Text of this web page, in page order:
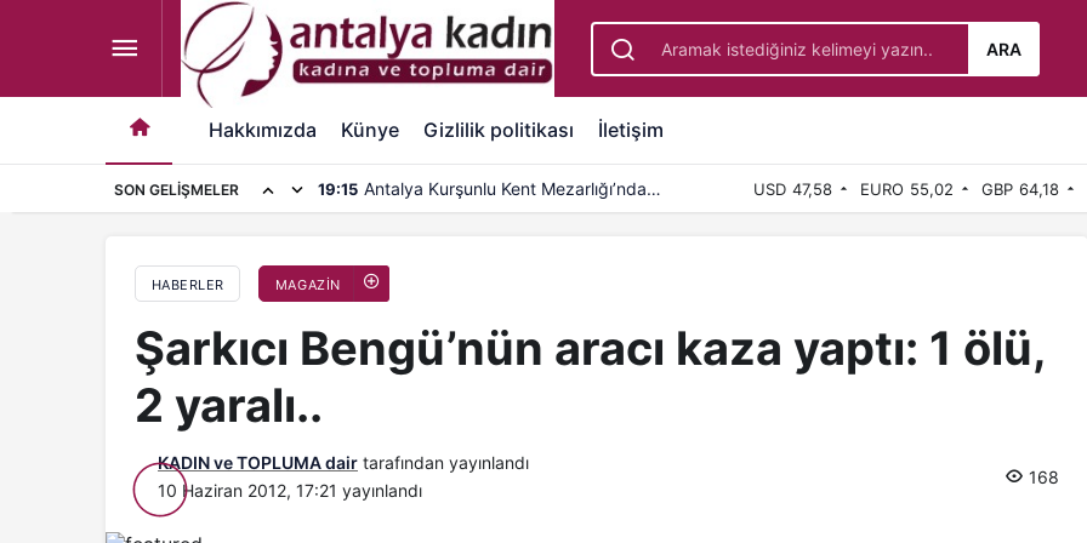
ARA
Hakkımızda Künye Gizlilik politikası İletişim
SON GELIŞMELER 19:15 Antalya Kurşunlu Kent Mezarlığı’nda USD 47,58 EURO 55,02 GBP 64,18
HABERLER MAGAZİN
Şarkıcı Bengü’nün aracı kaza yaptı: 1 ölü,
2 yaralı..
KADIN ve TOPLUMA dair tarafından yayınlandı
10 Haziran 2012, 17:21 yayınlandı
168
Şarkıcı Bengü’nün aracı kaza yaptı: 1 ölü, 2 yaralı..